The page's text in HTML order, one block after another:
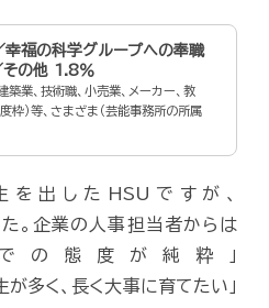
福の科学グループへの奉職
の他 1.8％
築業、技術職、小売業、メーカー、教
枠）等、さまざま（芸能事務所の所属
を出したHSUですが、
。企業の人事担当者からは
の態度が純粋」
多く、長く大事に育てたい」